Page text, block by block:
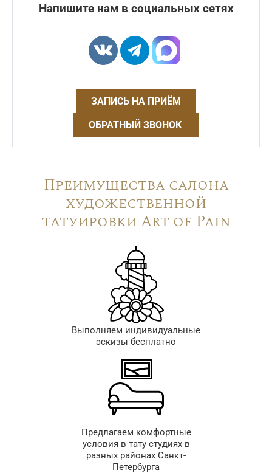
Напишите нам в социальных сетях
ЗАПИСЬ НА ПРИЁМ
ОБРАТНЫЙ ЗВОНОК
Преимущества салона
художественной
татуировки Art of Pain
Выполняем индивидуальные
эскизы бесплатно
Предлагаем комфортные
условия в тату студиях в
разных районах Санкт-
Петербурга